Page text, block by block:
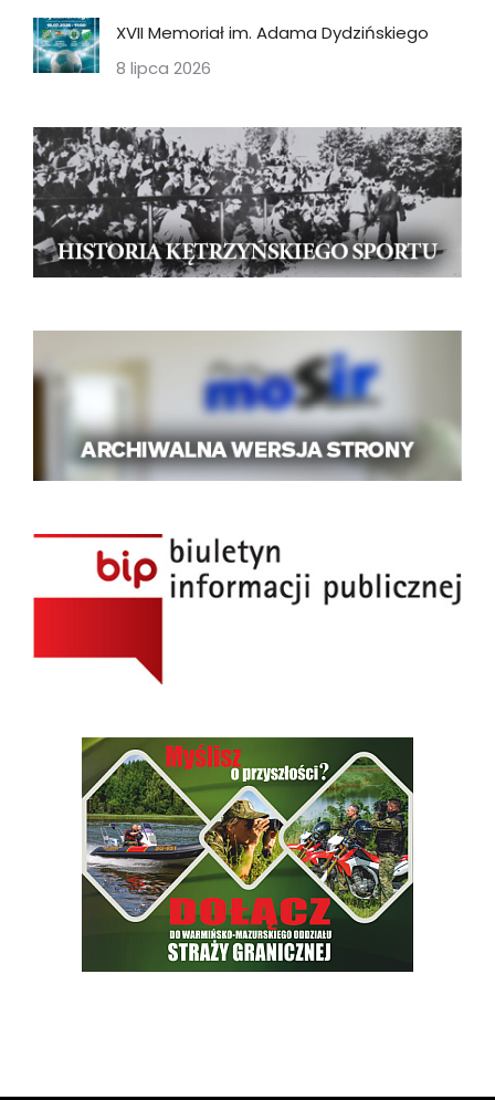
XVII Memoriał im. Adama Dydzińskiego
8 lipca 2026